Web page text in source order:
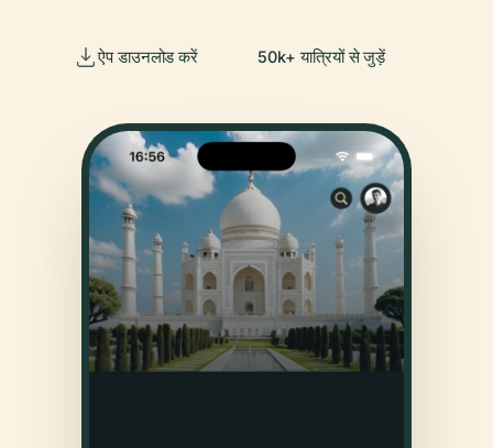
ऐप डाउनलोड करें 50k+ यात्रियों से जुड़ें